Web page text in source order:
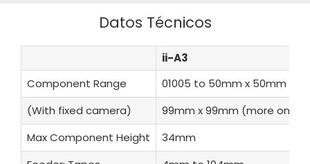
Datos Técnicos
ii-A3
Component Range
01005 to 50mm x 50mm
(With fixed camera)
99mm x 99mm (more on
Max Component Height
34mm